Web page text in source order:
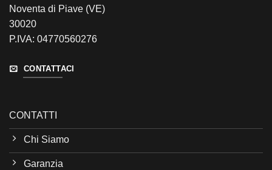
Noventa di Piave (VE)
30020
P.IVA: 04770560276
CONTATTACI
CONTATTI
Chi Siamo
Garanzia